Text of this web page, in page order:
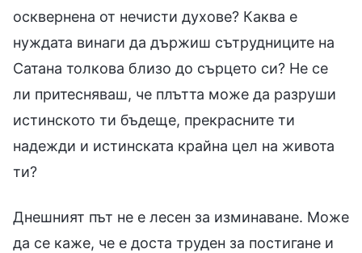
осквернена от нечисти духове? Каква е
нуждата винаги да държиш сътрудниците на
Сатана толкова близо до сърцето си? Не се
ли притесняваш, че плътта може да разруши
истинското ти бъдеще, прекрасните ти
надежди и истинската крайна цел на живота
ти?
Днешният път не е лесен за изминаване. Може
да се каже, че е доста труден за постигане и